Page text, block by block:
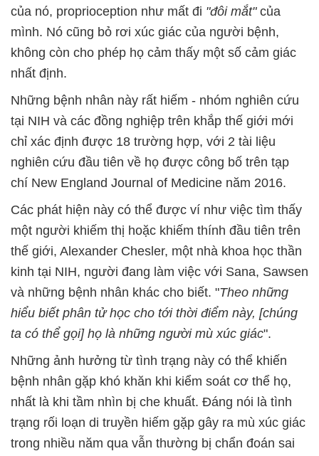
của nó, proprioception như mất đi "đôi mắt"của
mình. Nó cũng bỏ rơi xúc giác của người bệnh,
không còn cho phép họ cảm thấy một số cảm giác
nhất định.
Những bệnh nhân này rất hiếm - nhóm nghiên cứu
tại NIH và các đồng nghiệp trên khắp thế giới mới
chỉ xác định được 18 trường hợp, với 2 tài liệu
nghiên cứu đầu tiên về họ được công bố trên tạp
chí New England Journal of Medicine năm 2016.
Các phát hiện này có thể được ví như việc tìm thấy
một người khiếm thị hoặc khiếm thính đầu tiên trên
thế giới, Alexander Chesler, một nhà khoa học thần
kinh tại NIH, người đang làm việc với Sana, Sawsen
và những bệnh nhân khác cho biết. "Theo những
hiểu biết phân tử học cho tới thời điểm này, [chúng
ta có thể gọi] họ là những người mù xúc giác".
Những ảnh hưởng từ tình trạng này có thể khiến
bệnh nhân gặp khó khăn khi kiểm soát cơ thể họ,
nhất là khi tầm nhìn bị che khuất. Đáng nói là tình
trạng rối loạn di truyền hiếm gặp gây ra mù xúc giác
trong nhiều năm qua vẫn thường bị chẩn đoán sai